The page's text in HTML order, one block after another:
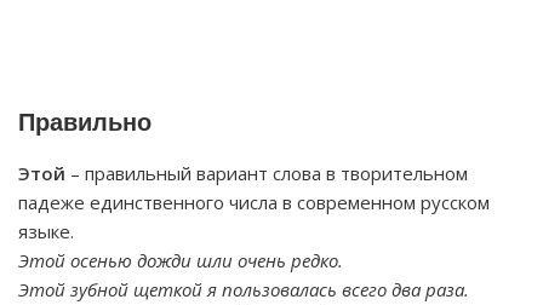
Правильно
Этой – правильный вариант слова в творительном
падеже единственного числа в современном русском
языке.
Этой осенью дожди шли очень редко.
Этой зубной щеткой я пользовалась всего два раза.